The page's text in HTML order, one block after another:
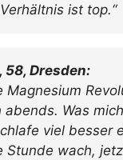
ist top.“
58, Dresden:
Magnesium
abends. Was
viel besser
Stunde wach,